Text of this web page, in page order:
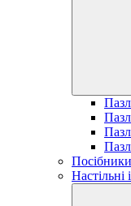
Настільні